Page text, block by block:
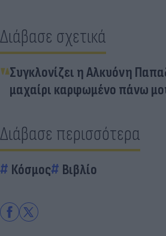
Διάβασε σχετικά
Συγκλονίζει η Αλκυόνη
μαχαίρι καρφωμένο πάνω
Διάβασε περισσότερα
Κόσμος Βιβλίο